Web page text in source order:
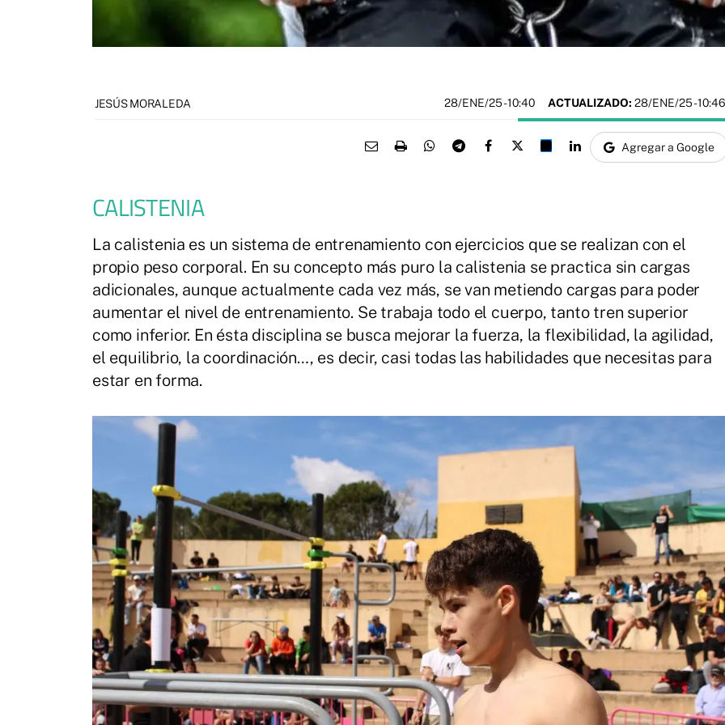
JESÚS MORALEDA 28/ENE/25- 10:40 ACTUALIZADO: 28/ENE/25 - 10:46
Agregar a Google
CALISTENIA
La calistenia es un sistema de entrenamiento con ejercicios que se realizan con el
propio peso corporal. En su concepto más puro la calistenia se practica sin cargas
adicionales, aunque actualmente cada vez más, se van metiendo cargas para poder
aumentar el nivel de entrenamiento. Se trabaja todo el cuerpo, tanto tren superior
como inferior. En ésta disciplina se busca mejorar la fuerza, la flexibilidad, la agilidad,
el equilibrio, la coordinación…, es decir, casi todas las habilidades que necesitas para
estar en forma.